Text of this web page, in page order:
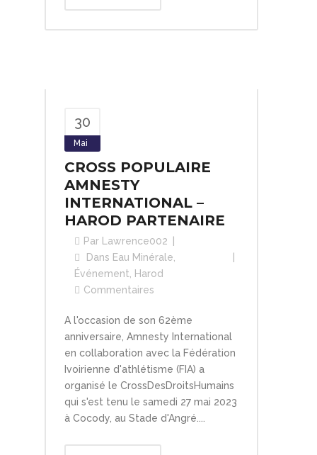
30
Mai
CROSS POPULAIRE
AMNESTY
INTERNATIONAL –
HAROD PARTENAIRE
Par
Lawrence002
Dans Eau Minérale
Événement
Harod
Commentaires
A l'occasion de son 62ème
anniversaire, Amnesty International
en collaboration avec la Fédération
Ivoirienne d'athlétisme (FIA) a
organisé le CrossDesDroitsHumains
qui s'est tenu le samedi 27 mai 2023
à Cocody, au Stade d'Angré....